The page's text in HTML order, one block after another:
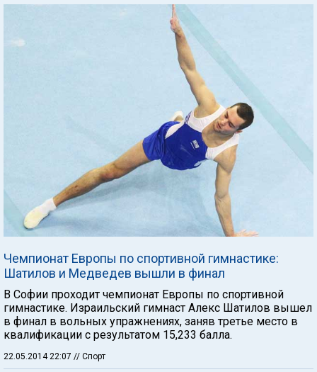
Чемпионат Европы по спортивной гимнастике:
Шатилов и Медведев вышли в финал
В Софии проходит чемпионат Европы по спортивной
гимнастике. Израильский гимнаст Алекс Шатилов вышел
в финал в вольных упражнениях, заняв третье место в
квалификации с результатом 15,233 балла.
22.05.2014 22:07 // Спорт